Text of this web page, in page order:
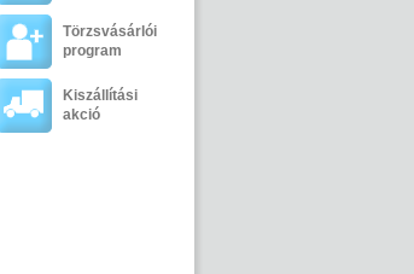
Törzsvásárlói
program
Kiszállítási
akció